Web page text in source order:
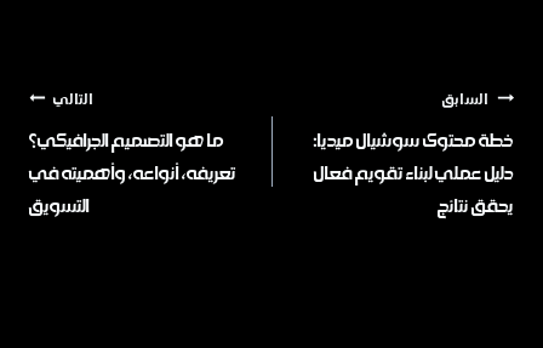
السابق
خطة محتوى سوشيال ميديا:
دليل عملي لبناء تقويم فعال
يحقق نتائج
التالي
ما هو التصميم الجرافيكي​​؟
تعريفه، أنواعه، وأهميته في
التسويق